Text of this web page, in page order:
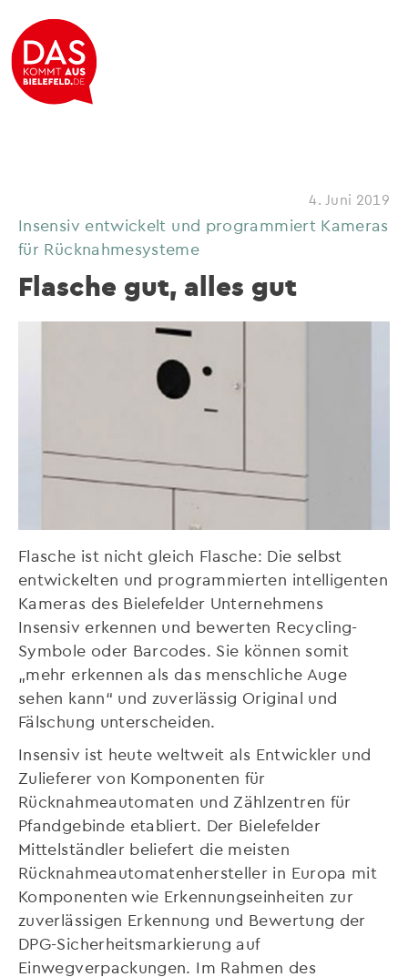
4. Juni 2019
Insensiv entwickelt und programmiert Kameras
für Rücknahmesysteme
Flasche gut, alles gut
Flasche ist nicht gleich Flasche: Die selbst
entwickelten und programmierten intelligenten
Kameras des Bielefelder Unternehmens
Insensiv erkennen und bewerten Recycling-
Symbole oder Barcodes. Sie können somit
„mehr erkennen als das menschliche Auge
sehen kann“ und zuverlässig Original und
Fälschung unterscheiden.
Insensiv ist heute weltweit als Entwickler und
Zulieferer von Komponenten für
Rücknahmeautomaten und Zählzentren für
Pfandgebinde etabliert. Der Bielefelder
Mittelständler beliefert die meisten
Rücknahmeautomatenhersteller in Europa mit
Komponenten wie Erkennungseinheiten zur
zuverlässigen Erkennung und Bewertung der
DPG-Sicherheitsmarkierung auf
Einwegverpackungen. Im Rahmen des